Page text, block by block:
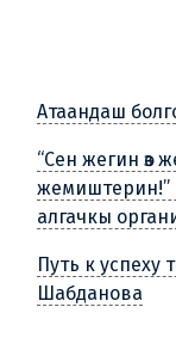
Атаандаш
“Сен жегин өз
жемиштерин!”
алгачкы
Путь к успеху
Шабданова